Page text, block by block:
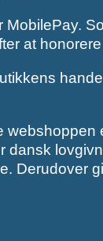
at
Derudover